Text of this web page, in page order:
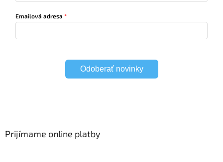
Emailová adresa
Odoberať novinky
Prijímame online platby